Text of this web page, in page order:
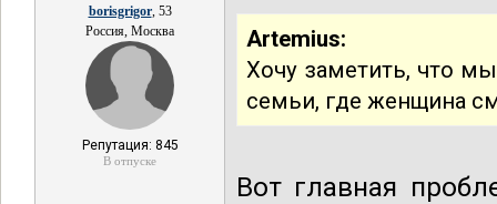
borisgrigor, 53
Россия, Москва
Репутация: 845
В отпуске
Artemius:
Хочу заметить, что
семьи, где женщина
Вот главная